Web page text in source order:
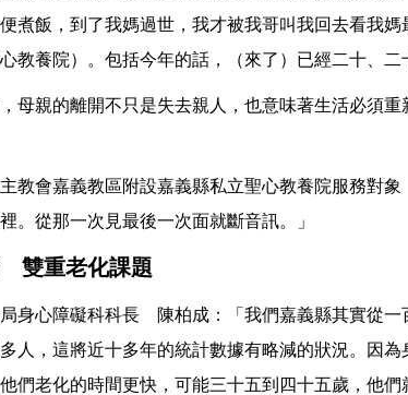
煮飯，到了我媽過世，我才被我哥叫我回去看我
教養院）。包括今年的話，（來了）已經二十、二
母親的離開不只是失去親人，也意味著生活必須
教會嘉義教區附設嘉義縣私立聖心教養院服務對
。從那一次見最後一次面就斷音訊。」
雙重老化課題
身心障礙科科長 陳柏成：「我們嘉義縣其實從一
人，這將近十多年的統計數據有略減的狀況。因
們老化的時間更快，可能三十五到四十五歲，他